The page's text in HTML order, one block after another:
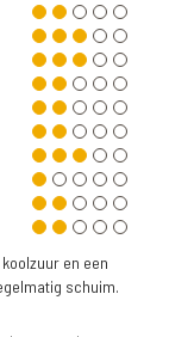
en een
schuim.